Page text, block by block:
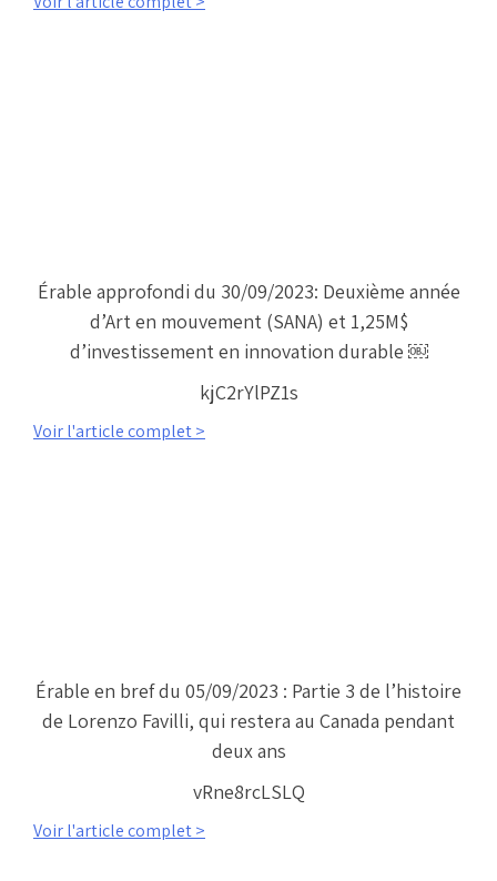
Érable approfondi du 30/09/2023: Deuxième année
d’Art en mouvement (SANA) et 1,25M$
d’investissement en innovation durable ￼
kjC2rYlPZ1s
Voir l'article complet >
Érable en bref du 05/09/2023 : Partie 3 de l’histoire
de Lorenzo Favilli, qui restera au Canada pendant
deux ans
vRne8rcLSLQ
Voir l'article complet >